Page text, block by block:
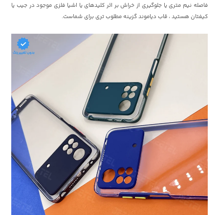
فاصله نیم متری یا جلوگیری از خراش بر اثر کلیدهای یا اشیا فلزی موجود در جیب یا
کیفتان هستید ، قاب دیاموند گزینه مطلوب تری برای شماست.